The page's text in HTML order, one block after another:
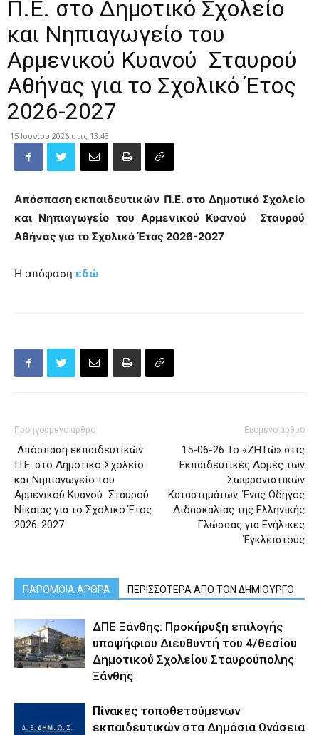
Π.Ε. στο Δημοτικό Σχολείο
και Νηπιαγωγείο του
Αρμενικού Κυανού Σταυρού
Αθήνας για το Σχολικό Έτος
2026-2027
15 Ιουνίου 2026 στις 13:43
Απόσπαση εκπαιδευτικών Π.Ε. στο Δημοτικό Σχολείο
και Νηπιαγωγείο του Αρμενικού Κυανού Σταυρού
Αθήνας για το Σχολικό Έτος 2026-2027
Η απόφαση εδώ
Προηγούμενο άρθρο
Απόσπαση εκπαιδευτικών
Π.Ε. στο Δημοτικό Σχολείο
και Νηπιαγωγείο του
Αρμενικού Κυανού Σταυρού
Νίκαιας για το Σχολικό Έτος
2026-2027
Επόμενο άρθρο
15-06-26 Το «ΖΗΤώ» στις
Εκπαιδευτικές Δομές των
Σωφρονιστικών
Καταστημάτων: Ένας Οδηγός
Διδασκαλίας της Ελληνικής
Γλώσσας για Ενήλικες
Έγκλειστους
ΠΑΡΟΜΟΙΑ ΑΡΘΡΑ ΠΕΡΙΣΣΟΤΕΡΑ ΑΠΟ ΤΟΝ ΔΗΜΙΟΥΡΓΟ
ΔΠΕ Ξάνθης: Προκήρυξη επιλογής
υποψήφιου Διευθυντή του 4/θεσίου
Δημοτικού Σχολείου Σταυρούπολης
Ξάνθης
Πίνακες τοποθετούμενων
εκπαιδευτικών στα Δημόσια Ωνάσεια